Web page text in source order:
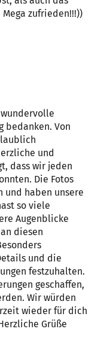
zufrieden!!!))
bedanken. Von
und
dass wir jeden
Die Fotos
und haben unsere
so viele
Augenblicke
diesen
und die
festzuhalten.
geschaffen,
Wir würden
wieder für dich
Grüße